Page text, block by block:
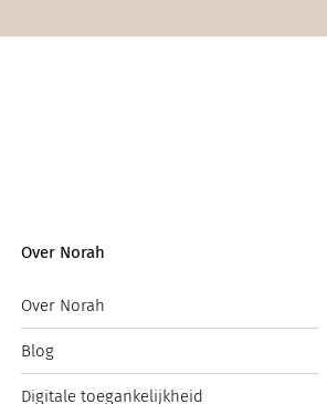
Over Norah
Over Norah
Blog
Digitale toegankelijkheid